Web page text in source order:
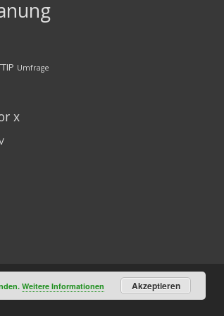
Umfrage
x
Weitere Informationen Akzeptieren